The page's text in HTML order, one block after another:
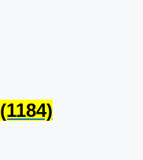
(1184)